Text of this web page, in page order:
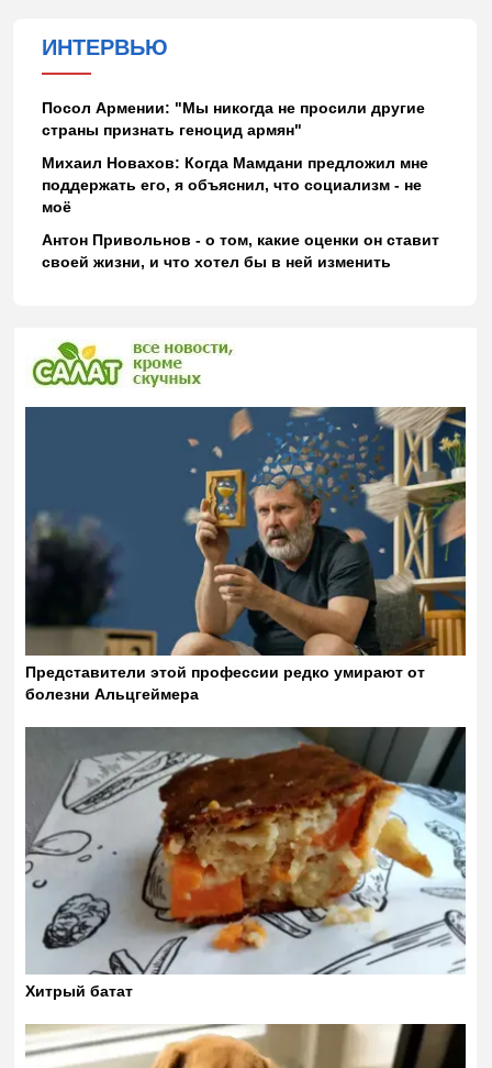
ИНТЕРВЬЮ
Посол Армении: "Мы никогда не просили другие
страны признать геноцид армян"
Михаил Новахов: Когда Мамдани предложил мне
поддержать его, я объяснил, что социализм - не
моё
Антон Привольнов - о том, какие оценки он ставит
своей жизни, и что хотел бы в ней изменить